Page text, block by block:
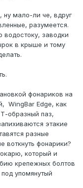
ну мало-ли че, вдруг
разумеется.
водостоку, заводки
в крыше и тому
фонариков на
WingBar Edge, как
образный паз,
этакие
разные
воткнуть фонарики?
который и
крепежных болтов
упомянутый